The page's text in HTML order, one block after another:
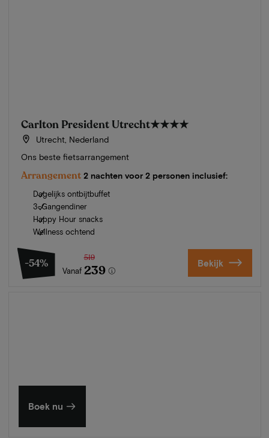
Carlton President Utrecht★★★★
Utrecht, Nederland
Ons beste fietsarrangement
Arrangement 2 nachten voor 2 personen inclusief:
Dagelijks ontbijtbuffet
3-Gangendiner
Happy Hour snacks
Wellness ochtend
-54%
Vanaf
519
239 Bekijk
Boek nu